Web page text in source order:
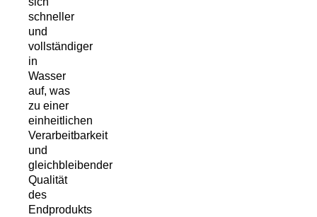
schneller
und
vollständiger
in
Wasser
auf, was
zu einer
einheitlichen
Verarbeitbarkeit
und
gleichbleibender
Qualität
des
Endprodukts